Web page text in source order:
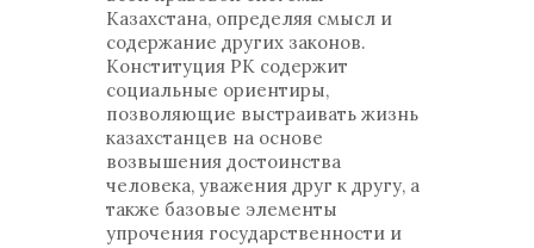
Казахстана, определяя смысл и
содержание других законов.
Конституция РК содержит
социальные ориентиры,
позволяющие выстраивать жизнь
казахстанцев на основе
возвышения достоинства
человека, уважения друг к другу, а
также базовые элементы
упрочения государственности и